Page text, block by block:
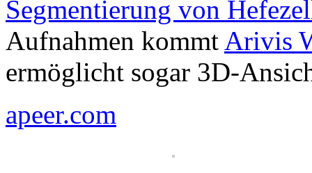
Segmentierung von
Aufnahmen kommt Arivis
ermöglicht sogar 3D-
apeer.com